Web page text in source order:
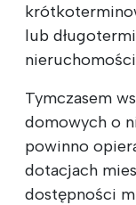
lub
Tymczasem
domowych o
powinno
dotacjach
dostępności